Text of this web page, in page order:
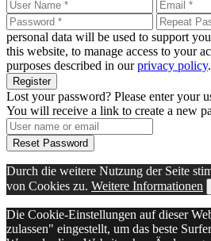
personal data will be used to support
this website, to manage access to your
purposes described in ourprivacy policy.
Register
Lost your password? Please enter your
You will receive a link to create a new
Reset Password
Durch die weitere Nutzung der Seite
von Cookies zu. Weitere Informationen
Die Cookie-Einstellungen auf dieser
zulassen" eingestellt, um das beste